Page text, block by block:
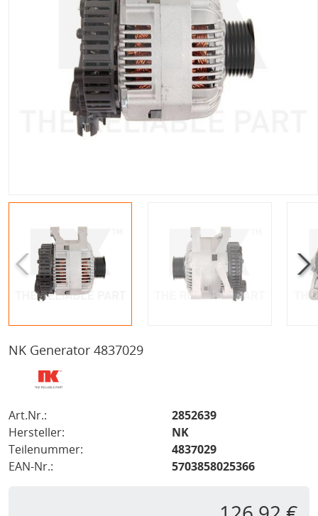
NK Generator 4837029
Art.Nr.:
2852639
Hersteller:
NK
Teilenummer:
4837029
EAN-Nr.:
5703858025366